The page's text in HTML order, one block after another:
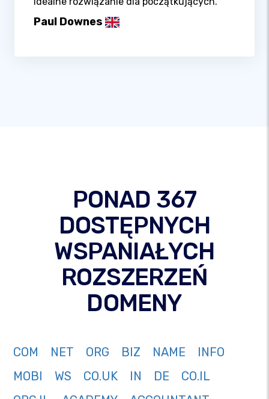
Paul Downes
PONAD 367
DOSTĘPNYCH
WSPANIAŁYCH
ROZSZERZEŃ
DOMENY
COM NET ORG BIZ NAME
INFO
MOBI
WS CO.UK IN DE
CO.IL